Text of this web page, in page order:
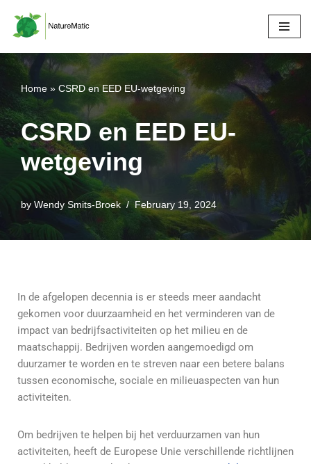
Skip
to
content
Home » CSRD en EED EU-wetgeving
CSRD en EED EU-
wetgeving
by Wendy Smits-Broek February 19, 2024
In de afgelopen decennia is er steeds meer aandacht
gekomen voor duurzaamheid en het verminderen van de
impact van bedrijfsactiviteiten op het milieu en de
maatschappij. Bedrijven worden aangemoedigd om
duurzamer te worden en te streven naar een betere balans
tussen economische, sociale en milieuaspecten van hun
activiteiten.
Om bedrijven te helpen bij het verduurzamen van hun
activiteiten, heeft de Europese Unie verschillende richtlijnen